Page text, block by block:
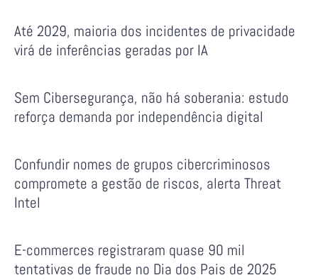
Até 2029, maioria dos incidentes de privacidade
virá de inferências geradas por IA
Sem Cibersegurança, não há soberania: estudo
reforça demanda por independência digital
Confundir nomes de grupos cibercriminosos
compromete a gestão de riscos, alerta Threat
Intel
E-commerces registraram quase 90 mil
tentativas de fraude no Dia dos Pais de 2025